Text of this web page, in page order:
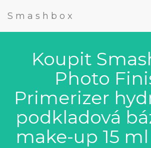
Smashbox
Koupit
Photo
Primerizer
podkladová
make-up 15